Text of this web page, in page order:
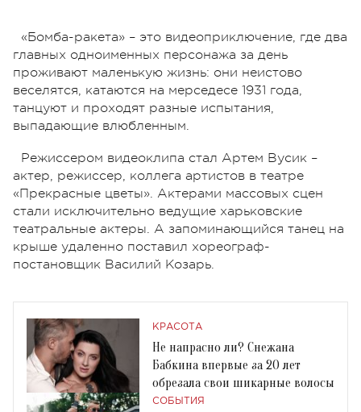
«Бомба-ракета» – это видеоприключение, где два
главных одноименных персонажа за день
проживают маленькую жизнь: они неистово
веселятся, катаются на мерседесе 1931 года,
танцуют и проходят разные испытания,
выпадающие влюбленным.
Режиссером видеоклипа стал Артем Вусик –
актер, режиссер, коллега артистов в театре
«Прекрасные цветы». Актерами массовых сцен
стали исключительно ведущие харьковские
театральные актеры. А запоминающийся танец на
крыше удаленно поставил хореограф-
постановщик Василий Козарь.
КРАСОТА
Не напрасно ли? Снежана
Бабкина впервые за 20 лет
обрезала свои шикарные волосы
СОБЫТИЯ